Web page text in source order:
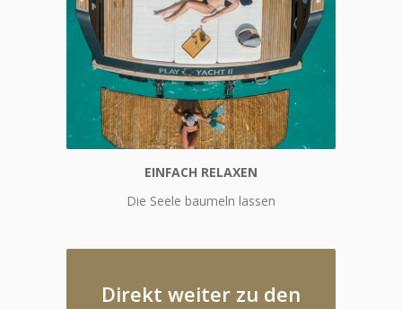
Einfach relaxen
EINFACH RELAXEN
Die Seele baumeln lassen
Direkt weiter zu den